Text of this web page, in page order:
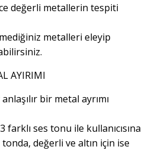
değerli metallerin tespiti
metalleri eleyip
AYIRIMI
bir metal ayrımı
ses tonu ile kullanıcısına
değerli ve altın için ise